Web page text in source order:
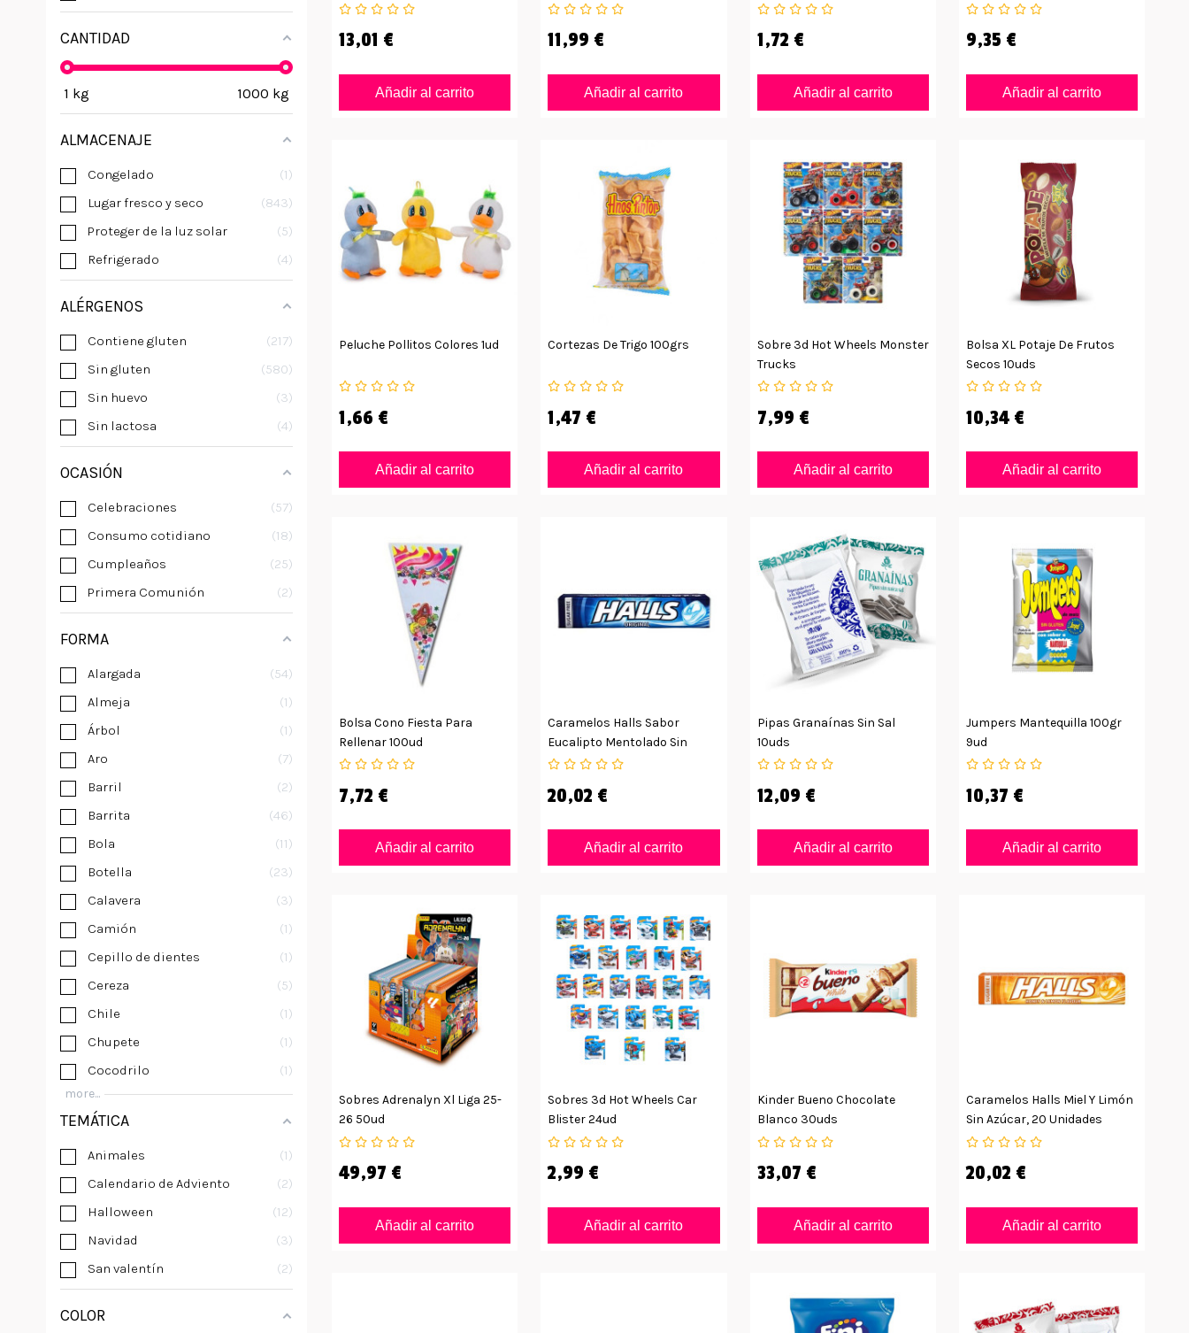
CANTIDAD
1 kg 1000 kg
ALMACENAJE
Congelado
1
Lugar fresco y seco
843
Proteger de la luz solar
5
Refrigerado
4
ALÉRGENOS
Contiene gluten
217
Sin gluten
580
Sin huevo
3
Sin lactosa
4
OCASIÓN
Celebraciones
57
Consumo cotidiano
18
Cumpleaños
25
Primera Comunión
2
FORMA
Alargada
54
Almeja
1
Árbol
1
Aro
7
Barril
2
Barrita
46
Bola
11
Botella
23
Calavera
3
Camión
1
Cepillo de dientes
1
Cereza
5
Chile
1
Chupete
1
Cocodrilo
1
more...
TEMÁTICA
Animales
1
Calendario de Adviento
2
Halloween
12
Navidad
3
San valentín
2
COLOR
13,01 €
Añadir al carrito
11,99 €
Añadir al carrito
1,72 €
Añadir al carrito
9,35 €
Añadir al carrito
Peluche Pollitos Colores 1ud
1,66 €
Añadir al carrito
Cortezas De Trigo 100grs
1,47 €
Añadir al carrito
Sobre 3d Hot Wheels Monster
Trucks
7,99 €
Añadir al carrito
Bolsa XL Potaje De Frutos
Secos 10uds
10,34 €
Añadir al carrito
Bolsa Cono Fiesta Para
Rellenar 100ud
7,72 €
Añadir al carrito
Caramelos Halls Sabor
Eucalipto Mentolado Sin
Azúcar
20,02 €
Añadir al carrito
Pipas Granaínas Sin Sal
10uds
12,09 €
Añadir al carrito
Jumpers Mantequilla 100gr
9ud
10,37 €
Añadir al carrito
Sobres Adrenalyn Xl Liga 25-
26 50ud
49,97 €
Añadir al carrito
Sobres 3d Hot Wheels Car
Blister 24ud
2,99 €
Añadir al carrito
Kinder Bueno Chocolate
Blanco 30uds
33,07 €
Añadir al carrito
Caramelos Halls Miel Y Limón
Sin Azúcar, 20 Unidades
20,02 €
Añadir al carrito